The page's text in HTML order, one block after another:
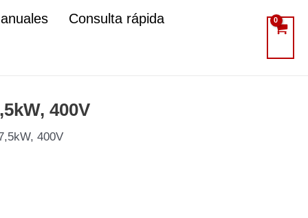
Consulta rápida
400V
400V